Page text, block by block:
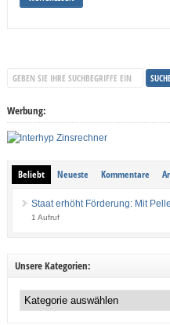
Werbung:
Beliebt Neueste Kommentare
Staat erhöht Förderung: Mit
1 Aufruf
Unsere Kategorien:
Kategorien: